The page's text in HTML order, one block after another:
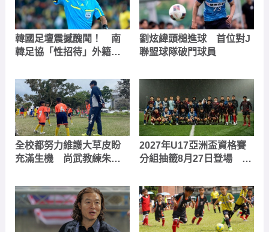
韓國足壇震撼醜聞！ 南
韓足協「性招待」外籍裁
夫等名哨捲入爭議
劉炫緯頭槌進球 首位對J
聯盟球隊破門球員
全校都努力維護大草皮盼
充滿生機 尚武教練朱尚
2027年U17亞洲盃資格賽
分組抽籤8月27日登場 中